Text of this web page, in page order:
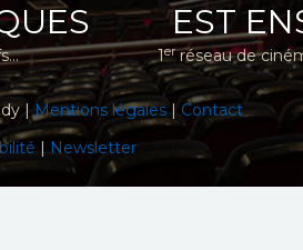
EST
1erréseau de
|Mentions légales| Contact
| Newsletter